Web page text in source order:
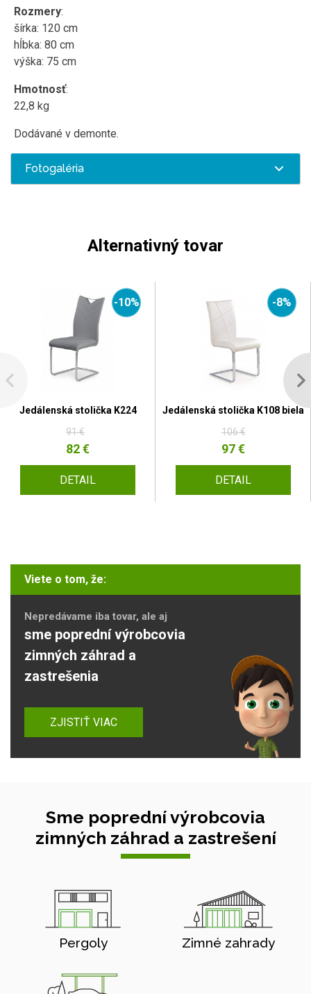
Rozmery:
šírka: 120 cm
hĺbka: 80 cm
výška: 75 cm
Hmotnosť:
22,8 kg
Dodávané v demonte.
Fotogaléria
Alternativný tovar
-10%
Jedálenská stolička K224
91 €
82 €
DETAIL
-8%
Jedálenská stolička K108 biela
106 €
97 €
DETAIL
Viete o tom, že:
Nepredávame iba tovar, ale aj
sme poprední výrobcovia
zimných záhrad a
zastrešenia
ZJISTIŤ VIAC
Sme poprední výrobcovia
zimných záhrad a zastrešení
Pergoly Zimné zahrady